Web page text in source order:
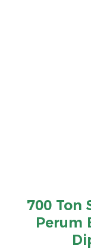
700 Ton
Perum